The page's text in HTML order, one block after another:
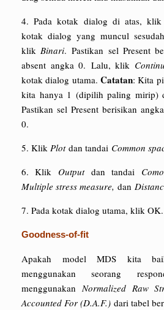
4. Pada kotak dialog di atas,
kotak dialog yang muncul
klikBinari. Pastikan sel Present
absent angka 0. Lalu, klik
kotak dialog utama. Catatan: Kita
kita hanya 1 (dipilih paling mirip)
Pastikan sel Present berisikan
0.
5. Klik Plotdan tandai Common
6. Klik Outputdan tandai
Multiple stress measure, dan
7. Pada kotak dialog utama, klik OK.
Goodness-of-fit
Apakah model MDS kita
menggunakan seorang
menggunakanNormalized Raw
Accounted For (D.A.F.) dari tabel